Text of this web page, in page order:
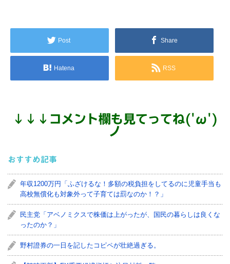
Post Share
Hatena RSS
↓ ↓ ↓ コメント欄も見てってね('ω')
ノ
おすすめ記事
年収1200万円「ふざけるな！多額の税負担をしてるのに児童手当も
高校無償化も対象外って子育ては罰なのか！？」
民主党「アベノミクスで株価は上がったが、国民の暮らしは良くな
ったのか？」
野村證券の一日を記したコピペが壮絶過ぎる。